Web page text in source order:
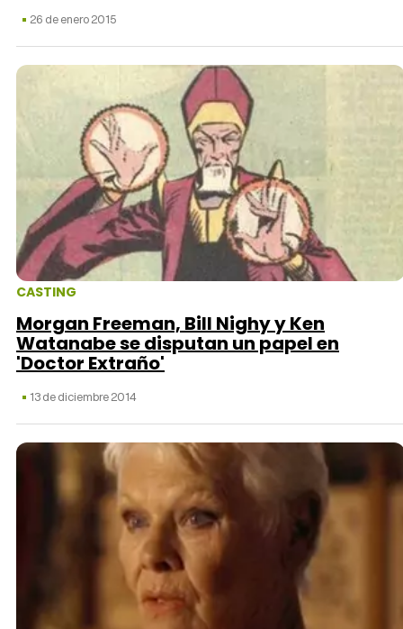
26 de enero 2015
CASTING
Morgan Freeman, Bill Nighy y Ken
Watanabe se disputan un papel en
'Doctor Extraño'
13 de diciembre 2014